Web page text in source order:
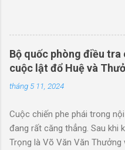
18/8/2024 Tổng Bí thư, Chủ
bắt đầu chuyến thăm Trung
Thị Phương Ly tháp tùng
Tô Lâm là ai? Bà Ngô Thị
hơn Tô Lâm tới 13 tuổi. Đây
Người vợ đầu của Tô Lâm là
Thanh Trì - Hà Nội) là một nữ
phòng Văn hóa Nghệ thuật
từng là một trong những
Bộ quốc phòng điều tra
cuộc lật đổ Huệ và
tháng 5 11, 2024
Cuộc chiến phe phái trong
đang rất căng thẳng. Sau khi
Trọng là Võ Văn Văn Thưởng